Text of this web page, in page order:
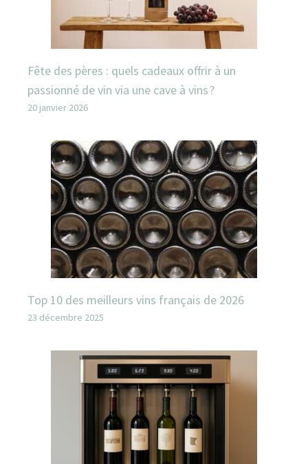
Fête des pères : quels cadeaux offrir à un
passionné de vin via une cave à vins ?
20 janvier 2026
Top 10 des meilleurs vins français de 2026
23 décembre 2025